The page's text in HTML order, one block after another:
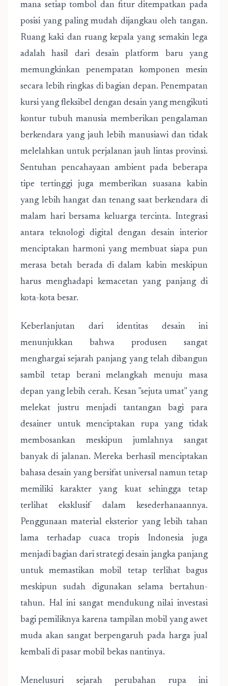
mana setiap tombol dan fitur ditempatkan pada
posisi yang paling mudah dijangkau oleh tangan.
Ruang kaki dan ruang kepala yang semakin lega
adalah hasil dari desain platform baru yang
memungkinkan penempatan komponen mesin
secara lebih ringkas di bagian depan. Penempatan
kursi yang fleksibel dengan desain yang mengikuti
kontur tubuh manusia memberikan pengalaman
berkendara yang jauh lebih manusiawi dan tidak
melelahkan untuk perjalanan jauh lintas provinsi.
Sentuhan pencahayaan ambient pada beberapa
tipe tertinggi juga memberikan suasana kabin
yang lebih hangat dan tenang saat berkendara di
malam hari bersama keluarga tercinta. Integrasi
antara teknologi digital dengan desain interior
menciptakan harmoni yang membuat siapa pun
merasa betah berada di dalam kabin meskipun
harus menghadapi kemacetan yang panjang di
kota-kota besar.
Keberlanjutan dari identitas desain ini
menunjukkan bahwa produsen sangat
menghargai sejarah panjang yang telah dibangun
sambil tetap berani melangkah menuju masa
depan yang lebih cerah. Kesan "sejuta umat" yang
melekat justru menjadi tantangan bagi para
desainer untuk menciptakan rupa yang tidak
membosankan meskipun jumlahnya sangat
banyak di jalanan. Mereka berhasil menciptakan
bahasa desain yang bersifat universal namun tetap
memiliki karakter yang kuat sehingga tetap
terlihat eksklusif dalam kesederhanaannya.
Penggunaan material eksterior yang lebih tahan
lama terhadap cuaca tropis Indonesia juga
menjadi bagian dari strategi desain jangka panjang
untuk memastikan mobil tetap terlihat bagus
meskipun sudah digunakan selama bertahun-
tahun. Hal ini sangat mendukung nilai investasi
bagi pemiliknya karena tampilan mobil yang awet
muda akan sangat berpengaruh pada harga jual
kembali di pasar mobil bekas nantinya.
Menelusuri sejarah perubahan rupa ini